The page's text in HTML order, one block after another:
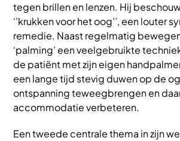
tegen brillen en lenzen. Hij
‘’krukken voor het oog’’, een louter
remedie. Naast regelmatig
‘palming’ een veelgebruikte
de patiënt met zijn eigen
een lange tijd stevig duwen op de
ontspanning teweegbrengen en
accommodatie verbeteren.
Een tweede centrale thema in zijn